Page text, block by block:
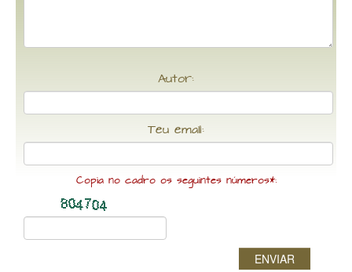
Autor:
Teu email:
Copia no cadro os seguintes números*:
ENVIAR